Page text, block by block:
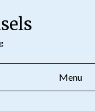
Menu